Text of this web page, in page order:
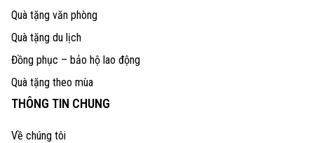
Quà tặng văn phòng
Quà tặng du lịch
Đồng phục – bảo hộ lao động
Quà tặng theo mùa
THÔNG TIN CHUNG
Về chúng tôi